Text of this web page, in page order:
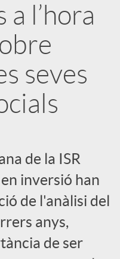
l’hora
seves
de la ISR
en inversió han
de l'anàlisi del
anys,
de ser